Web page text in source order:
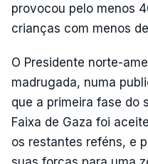
provocou pelo menos
crianças com menos
O Presidente norte-
madrugada, numa
que a primeira fase do
Faixa de Gaza foi
os restantes reféns, e